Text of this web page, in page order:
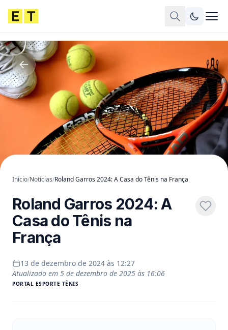
Início/Notícias/Roland Garros 2024: A Casa do Tênis na França
Roland Garros 2024: A
Casa do Tênis na
França
13 de dezembro de 2024 às 12:27
Atualizado em 5 de dezembro de 2025 às 16:06
PORTAL ESPORTE TÊNIS